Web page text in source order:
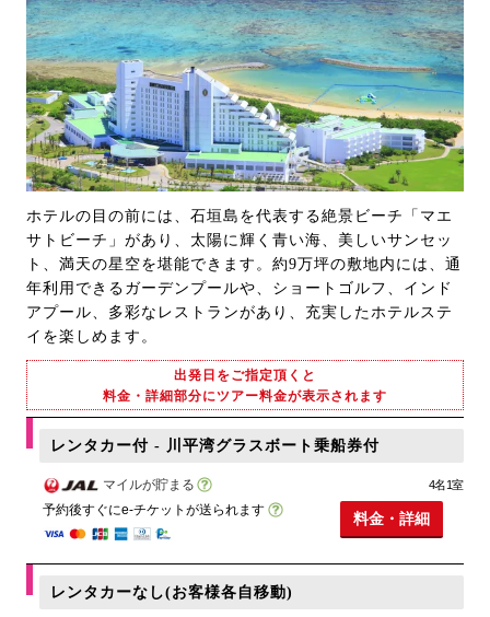
ホテルの目の前には、石垣島を代表する絶景ビーチ「マエ
サトビーチ」があり、太陽に輝く青い海、美しいサンセッ
ト、満天の星空を堪能できます。約9万坪の敷地内には、通
年利用できるガーデンプールや、ショートゴルフ、インド
アプール、多彩なレストランがあり、充実したホテルステ
イを楽しめます。
出発日をご指定頂くと
料金・詳細部分にツアー料金が表示されます
レンタカー付 - 川平湾グラスボート乗船券付
マイルが貯まる
予約後すぐにe-チケットが送られます
4名1室
料金・詳細
レンタカーなし(お客様各自移動)